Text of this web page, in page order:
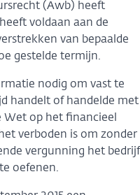
(Awb) heeft
voldaan aan de
van bepaalde
gestelde termijn.
nodig om vast te
handelt of handelde met
Wet op het financieel
verboden is om zonder
vergunning het bedrijf
oefenen.